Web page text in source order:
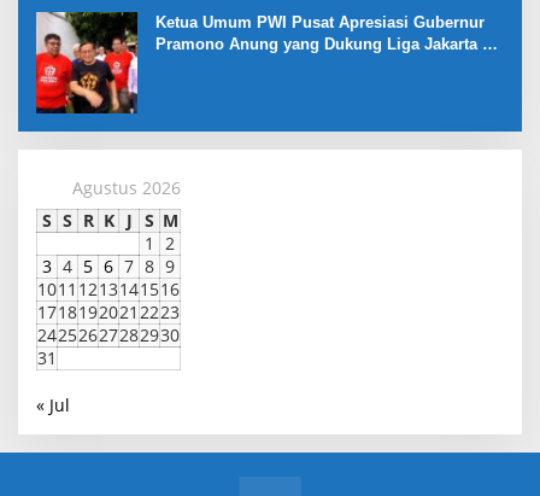
Ketua Umum PWI Pusat Apresiasi Gubernur
Pramono Anung yang Dukung Liga Jakarta U-
Agustus 2026
S S R K J S M
1
2
3 4 5 6 7 8 9
1011 1213141516
1718192021 2223
24252627282930
31
« Jul